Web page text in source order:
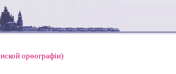
орѳографiи)